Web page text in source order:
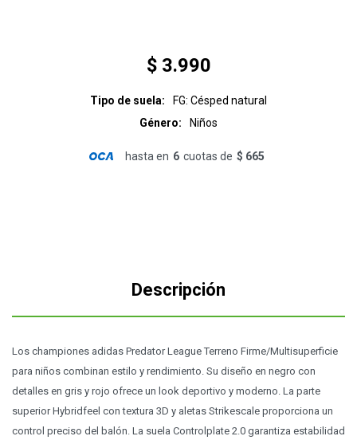
$ 3.990
Tipo de suela
FG: Césped natural
Género
Niños
hasta en 6 cuotas de $ 665
Descripción
Los championes adidas Predator League Terreno Firme/Multisuperficie
para niños combinan estilo y rendimiento. Su diseño en negro con
detalles en gris y rojo ofrece un look deportivo y moderno. La parte
superior Hybridfeel con textura 3D y aletas Strikescale proporciona un
control preciso del balón. La suela Controlplate 2.0 garantiza estabilidad